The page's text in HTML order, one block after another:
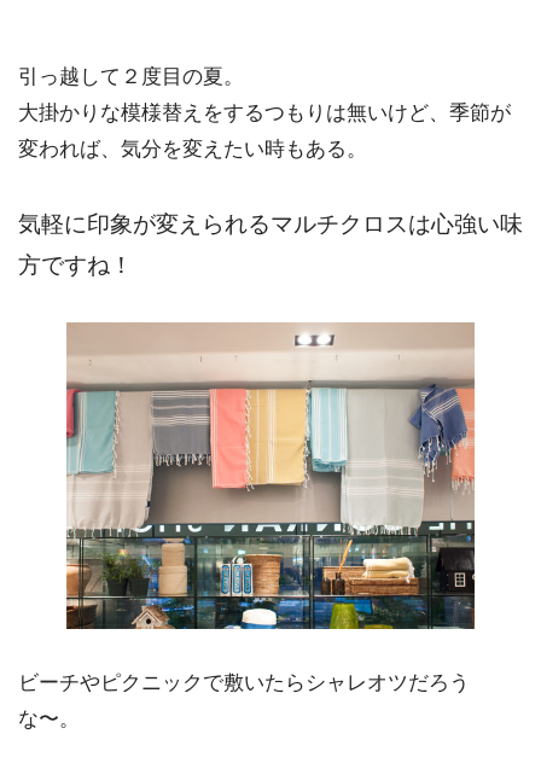
引っ越して２度目の夏。
大掛かりな模様替えをするつもりは無いけど、季節が
変われば、気分を変えたい時もある。
気軽に印象が変えられるマルチクロスは心強い味
方ですね！
ビーチやピクニックで敷いたらシャレオツだろう
な〜。